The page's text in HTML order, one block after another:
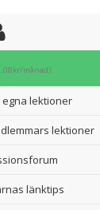
månad)
lektioner
lektioner
länktips